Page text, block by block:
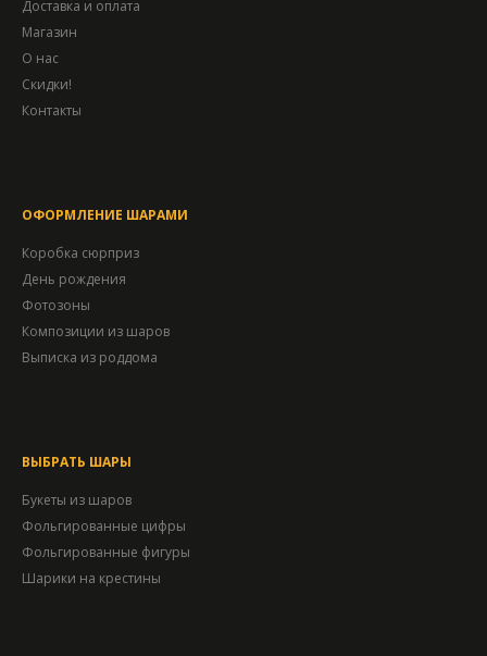
Доставка и оплата
Магазин
О нас
Скидки!
Контакты
ОФОРМЛЕНИЕ ШАРАМИ
Коробка сюрприз
День рождения
Фотозоны
Композиции из шаров
Выписка из роддома
ВЫБРАТЬ ШАРЫ
Букеты из шаров
Фольгированные цифры
Фольгированные фигуры
Шарики на крестины